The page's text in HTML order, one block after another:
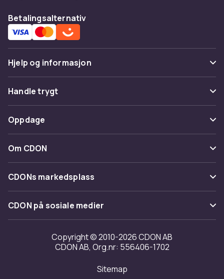
Betalingsalternativ
Hjelp og informasjon
Vanlige spørsmål
Spor pakke
Angre & returner her
Kontakt oss
Handle trygt
Betaling
Levering
Tilbakekallinger
Oppdage
Kategorier
Varemerker
Om CDON
Om oss
Kundeanmeldelser
Jobbe på CDON
Investor relations
Tilgjengelighet
CDONs markedsplass
Merchant Help Center
CDON på sosiale medier
Copyright © 2010-2026 CDON AB
CDON AB, Org.nr: 556406-1702
Sitemap